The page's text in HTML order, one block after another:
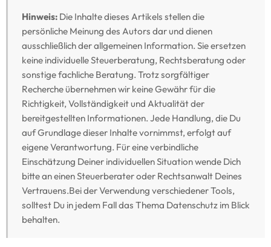
Hinweis:Die Inhalte dieses Artikels stellen die
persönliche Meinung des Autors dar und dienen
ausschließlich der allgemeinen Information. Sie ersetzen
keine individuelle Steuerberatung, Rechtsberatung oder
sonstige fachliche Beratung. Trotz sorgfältiger
Recherche übernehmen wir keine Gewähr für die
Richtigkeit, Vollständigkeit und Aktualität der
bereitgestellten Informationen. Jede Handlung, die Du
auf Grundlage dieser Inhalte vornimmst, erfolgt auf
eigene Verantwortung. Für eine verbindliche
Einschätzung Deiner individuellen Situation wende Dich
bitte an einen Steuerberater oder Rechtsanwalt Deines
Vertrauens.Bei der Verwendung verschiedener Tools,
solltest Du in jedem Fall das Thema Datenschutz im Blick
behalten.